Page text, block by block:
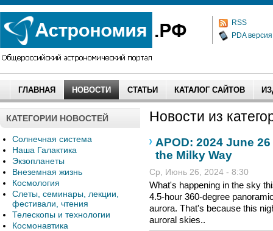
RSS
PDA версия
ГЛАВНАЯ НОВОСТИ СТАТЬИ КАТАЛОГ САЙТОВ
КАТЕГОРИИ НОВОСТЕЙ
Солнечная система
Наша Галактика
Экзопланеты
Внеземная жизнь
Космология
Слеты, семинары, лекции,
фестивали, чтения
Телескопы и технологии
Космонавтика
Новости из
APOD: 2024 June
the Milky Way
Ср, Июнь 26, 2024 - 8:30
What's happening in the sky
4.5-hour 360-degree
aurora. That's because this
auroral skies..